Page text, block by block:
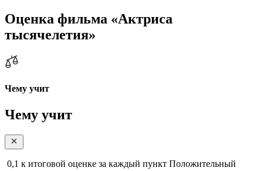
Оценка фильма «Актриса
тысячелетия»
Чему учит
Чему учит
0,1 к итоговой оценке за каждый пункт Положительный